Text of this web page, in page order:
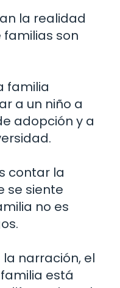
la realidad
son
familia
a un niño a
adopción y a
contar la
se siente
no es
narración, el
está